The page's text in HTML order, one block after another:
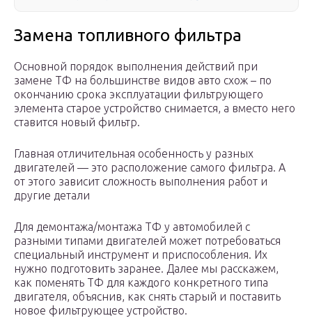
Замена топливного фильтра
Основной порядок выполнения действий при
замене ТФ на большинстве видов авто схож – по
окончанию срока эксплуатации фильтрующего
элемента старое устройство снимается, а вместо него
ставится новый фильтр.
Главная отличительная особенность у разных
двигателей — это расположение самого фильтра. А
от этого зависит сложность выполнения работ и
другие детали
Для демонтажа/монтажа ТФ у автомобилей с
разными типами двигателей может потребоваться
специальный инструмент и приспособления. Их
нужно подготовить заранее. Далее мы расскажем,
как поменять ТФ для каждого конкретного типа
двигателя, объяснив, как снять старый и поставить
новое фильтрующее устройство.